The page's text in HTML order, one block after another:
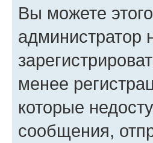
Вы можете
менее
которые
сообщения,